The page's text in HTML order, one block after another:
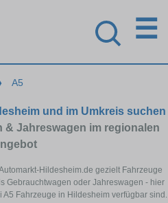
☰
A5
und im Umkreis suchen
& Jahreswagen im regionalen
Hildesheim.de gezielt Fahrzeuge
Gebrauchtwagen oder Jahreswagen - hier
Fahrzeuge in Hildesheim verfügbar sind.